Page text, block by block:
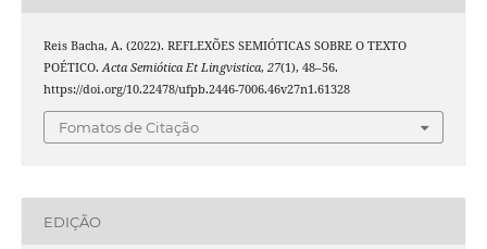
Reis Bacha, A. (2022). REFLEXÕES SEMIÓTICAS SOBRE O TEXTO
POÉTICO. Acta Semiótica Et Lingvistica, 27(1), 48–56.
https://doi.org/10.22478/ufpb.2446-7006.46v27n1.61328
Fomatos de Citação
EDIÇÃO